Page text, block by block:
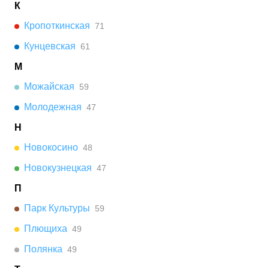
К
Кропоткинская 71
Кунцевская 61
М
Можайская
59
Молодежная 47
Н
Новокосино 48
Новокузнецкая 47
П
Парк Культуры
59
Плющиха 49
Полянка 49